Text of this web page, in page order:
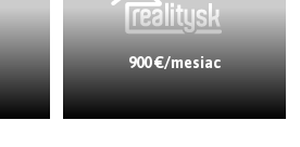
900 €/mesiac